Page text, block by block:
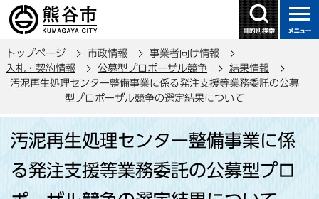
の
ー
ジ
先
トップページ 市政情報
事業者向け情報
入札・契約情報
公募型プロポーザル競争
結果情報
汚泥再生処理センター整備事業に係る発注支援等業務委託の公募
型プロポーザル競争の選定結果について
汚泥再生処理センター整備事業に係
る発注支援等業務委託の公募型プロ